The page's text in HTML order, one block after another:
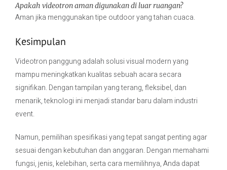
Apakah videotron aman digunakan di luar ruangan?
Aman jika menggunakan tipe outdoor yang tahan cuaca.
Kesimpulan
Videotron panggung adalah solusi visual modern yang
mampu meningkatkan kualitas sebuah acara secara
signifikan. Dengan tampilan yang terang, fleksibel, dan
menarik, teknologi ini menjadi standar baru dalam industri
event.
Namun, pemilihan spesifikasi yang tepat sangat penting agar
sesuai dengan kebutuhan dan anggaran. Dengan memahami
fungsi, jenis, kelebihan, serta cara memilihnya, Anda dapat